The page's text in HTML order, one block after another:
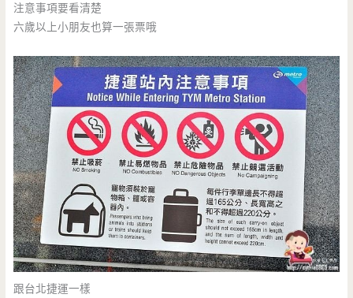
注意事項要看清楚
六歲以上小朋友也算一張票哦
跟台北捷運一樣